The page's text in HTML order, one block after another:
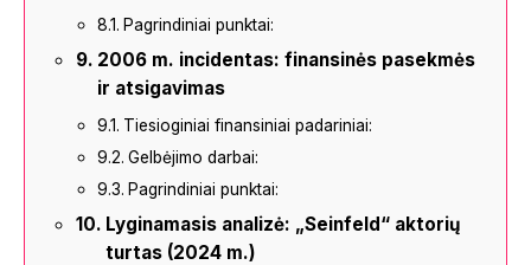
Pagrindiniai punktai:
2006 m. incidentas: finansinės pasekmės
ir atsigavimas
Tiesioginiai finansiniai padariniai:
Gelbėjimo darbai:
Pagrindiniai punktai:
Lyginamasis analizė: „Seinfeld“ aktorių
turtas (2024 m.)